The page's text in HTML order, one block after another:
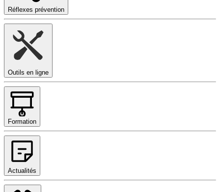
Réflexes prévention
Outils en ligne
Formation
Actualités